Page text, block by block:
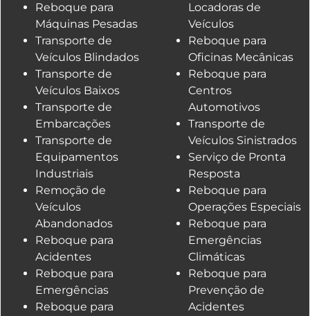
Reboque para
Máquinas Pesadas
Transporte de
Veículos Blindados
Transporte de
Veículos Baixos
Transporte de
Embarcações
Transporte de
Equipamentos
Industriais
Remoção de
Veículos
Abandonados
Reboque para
Acidentes
Reboque para
Emergências
Reboque para
Locadoras de
Veículos
Reboque para
Oficinas Mecânicas
Reboque para
Centros
Automotivos
Transporte de
Veículos Sinistrados
Serviço de Pronta
Resposta
Reboque para
Operações Especiais
Reboque para
Emergências
Climáticas
Reboque para
Prevenção de
Acidentes